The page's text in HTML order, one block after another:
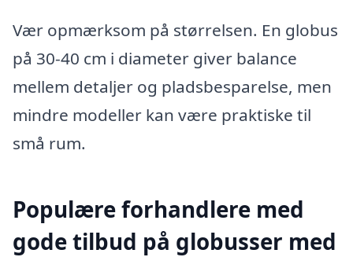
Vær opmærksom på størrelsen. En globus
på 30-40 cm i diameter giver balance
mellem detaljer og pladsbesparelse, men
mindre modeller kan være praktiske til
små rum.
Populære forhandlere med
gode tilbud på globusser med